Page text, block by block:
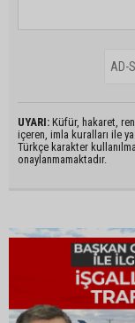
UYARI: Küfür, hakaret,
içeren, imla kuralları ile
Türkçe karakter
onaylanmamaktadır.